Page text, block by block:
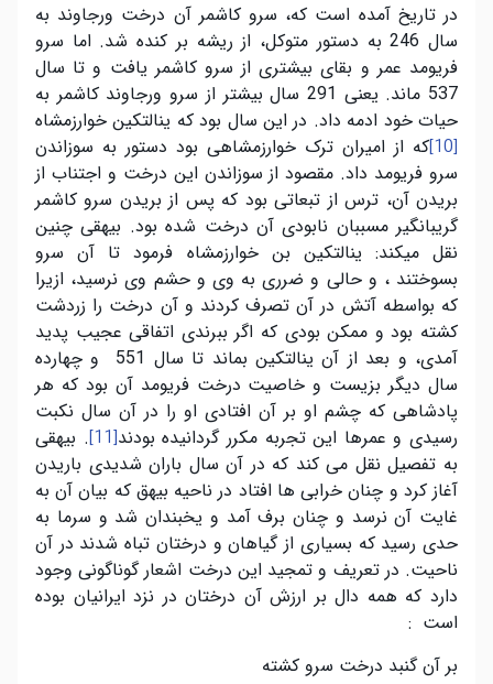
در تاریخ آمده است که، سرو کاشمر آن درخت ورجاوند به
سال 246 به دستور متوکل، از ریشه بر کنده شد. اما سرو
فریومد عمر و بقای بیشتری از سرو کاشمر یافت و تا سال
537 ماند. یعنی 291 سال بیشتر از سرو ورجاوند کاشمر به
حیات خود ادمه داد. در این سال بود که ینالتکین خوارزمشاه
[10]
که از امیران ترک خوارزمشاهی بود دستور به سوزاندن
سرو فریومد داد. مقصود از سوزاندن این درخت و اجتناب از
بریدن آن، ترس از تبعاتی بود که پس از بریدن سرو کاشمر
گریبانگیر مسببان نابودی آن درخت شده بود. بیهقی چنین
نقل میکند: ینالتکین بن خوارزمشاه فرمود تا آن سرو
بسوختند ، و حالی و ضرری به وی و حشم وی نرسید، ازیرا
که بواسطه آتش در آن تصرف کردند و آن درخت را زردشت
کشته بود و ممکن بودی که اگر ببرندی اتفاقی عجیب پدید
آمدی، و بعد از آن ینالتکین بماند تا سال 551 و چهارده
سال دیگر بزیست و خاصیت درخت فریومد آن بود که هر
پادشاهی که چشم او بر آن افتادی او را در آن سال نکبت
رسیدی و عمرها این تجربه مکرر گردانیده بودند[11]
. بیهقی
به تفصیل نقل می کند که در آن سال باران شدیدی باریدن
آغاز کرد و چنان خرابی ها افتاد در ناحیه بیهق که بیان آن به
غایت آن نرسد و چنان برف آمد و یخبندان شد و سرما به
حدی رسید که بسیاری از گیاهان و درختان تباه شدند در آن
ناحیت. در تعریف و تمجید این درخت اشعار گوناگونی وجود
دارد که همه دال بر ارزش آن درختان در نزد ایرانیان بوده
است :
بر آن گنبد درخت سرو کشته